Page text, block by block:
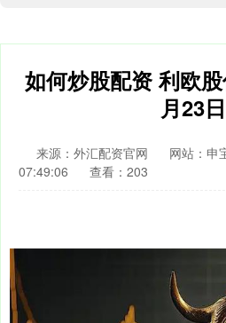
如何炒股配资 利欧
月23日
来源：外汇配资官网 网站：申
07:49:06
查看：203